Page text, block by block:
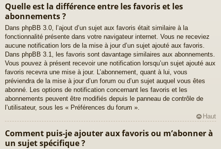
Quelle est la différence entre les favoris et les
abonnements ?
Dans phpBB 3.0, l’ajout d’un sujet aux favoris était similaire à la
fonctionnalité présente dans votre navigateur internet. Vous ne receviez
aucune notification lors de la mise à jour d’un sujet ajouté aux favoris.
Dans phpBB 3.1, les favoris sont davantage similaires aux abonnements.
Vous pouvez à présent recevoir une notification lorsqu’un sujet ajouté aux
favoris recevra une mise à jour. L’abonnement, quant à lui, vous
préviendra de la mise à jour d’un forum ou d’un sujet auquel vous êtes
abonné. Les options de notification concernant les favoris et les
abonnements peuvent être modifiés depuis le panneau de contrôle de
l’utilisateur, sous les « Préférences du forum ».
Haut
Comment puis-je ajouter aux favoris ou m’abonner à
un sujet spécifique ?